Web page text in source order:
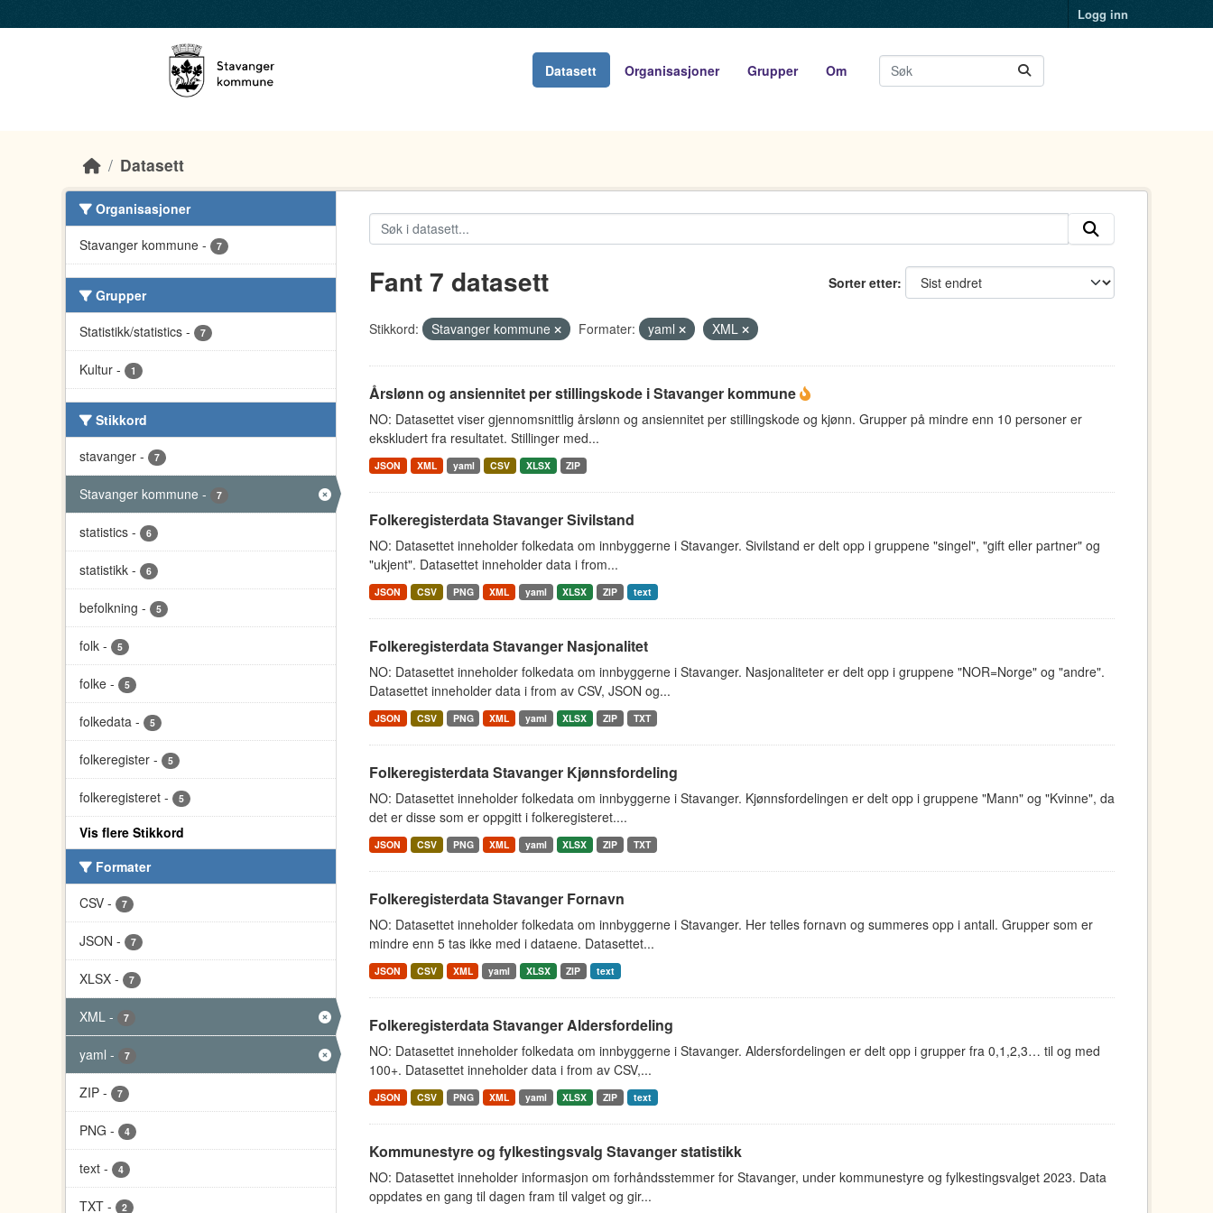
Logg inn
Datasett Organisasjoner Grupper Om
Datasett
Organisasjoner
Stavanger kommune - 7
Grupper
Statistikk/statistics - 7
Kultur - 1
Stikkord
stavanger - 7
Stavanger kommune - 7
statistics - 6
statistikk - 6
befolkning - 5
folk - 5
folke - 5
folkedata - 5
folkeregister - 5
folkeregisteret - 5
Vis flere Stikkord
Formater
CSV - 7
JSON - 7
XLSX - 7
XML - 7
yaml - 7
ZIP - 7
PNG - 4
text - 4
TXT - 2
Sorter etter
Fant 7 datasett
Stikkord: Stavanger kommune Formater: yaml XML
Årslønn og ansiennitet per stillingskode i Stavanger kommune
NO: Datasettet viser gjennomsnittlig årslønn og ansiennitet per stillingskode og kjønn. Grupper på mindre enn 10 personer er
ekskludert fra resultatet. Stillinger med...
JSON XML yaml CSV XLSX ZIP
Folkeregisterdata Stavanger Sivilstand
NO: Datasettet inneholder folkedata om innbyggerne i Stavanger. Sivilstand er delt opp i gruppene "singel", "gift eller partner" og
"ukjent". Datasettet inneholder data i from...
JSON CSV PNG XML yaml XLSX ZIP text
Folkeregisterdata Stavanger Nasjonalitet
NO: Datasettet inneholder folkedata om innbyggerne i Stavanger. Nasjonaliteter er delt opp i gruppene "NOR=Norge" og "andre".
Datasettet inneholder data i from av CSV, JSON og...
JSON CSV PNG XML yaml XLSX ZIP TXT
Folkeregisterdata Stavanger Kjønnsfordeling
NO: Datasettet inneholder folkedata om innbyggerne i Stavanger. Kjønnsfordelingen er delt opp i gruppene "Mann" og "Kvinne", da
det er disse som er oppgitt i folkeregisteret....
JSON CSV PNG XML yaml XLSX ZIP TXT
Folkeregisterdata Stavanger Fornavn
NO: Datasettet inneholder folkedata om innbyggerne i Stavanger. Her telles fornavn og summeres opp i antall. Grupper som er
mindre enn 5 tas ikke med i dataene. Datasettet...
JSON CSV XML yaml XLSX ZIP text
Folkeregisterdata Stavanger Aldersfordeling
NO: Datasettet inneholder folkedata om innbyggerne i Stavanger. Aldersfordelingen er delt opp i grupper fra 0,1,2,3… til og med
100+. Datasettet inneholder data i from av CSV,...
JSON CSV PNG XML yaml XLSX ZIP text
Kommunestyre og fylkestingsvalg Stavanger statistikk
NO: Datasettet inneholder informasjon om forhåndsstemmer for Stavanger, under kommunestyre og fylkestingsvalget 2023. Data
oppdates en gang til dagen fram til valget og gir...